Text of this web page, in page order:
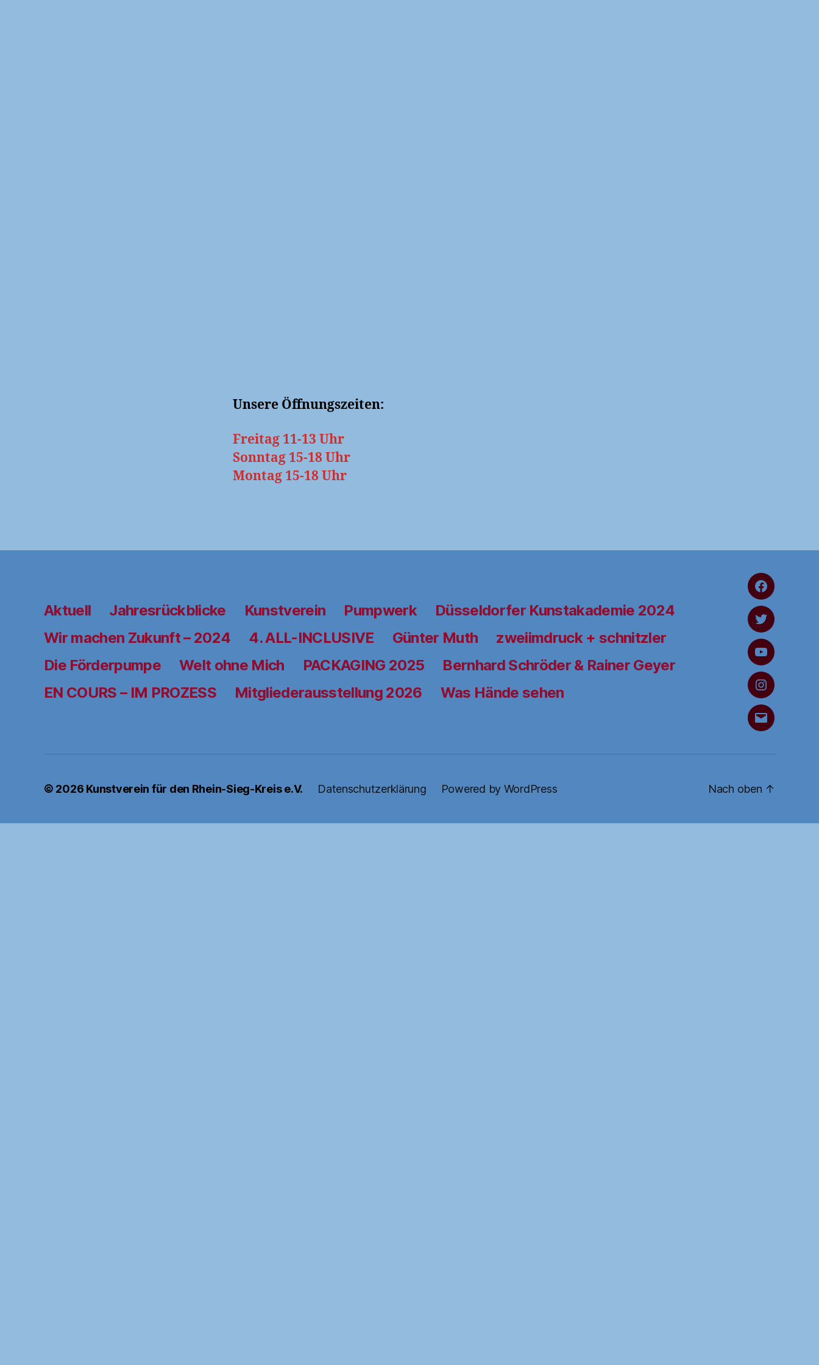
Unsere Öffnungszeiten:
Freitag 11-13 Uhr
Sonntag 15-18 Uhr
Montag 15-18 Uhr
Aktuell Jahresrückblicke Kunstverein Pumpwerk
Düsseldorfer Kunstakademie 2024
Wir machen Zukunft – 2024
4. ALL-INCLUSIVE Günter Muth
zweiimdruck + schnitzler
Die Förderpumpe
Welt ohne Mich PACKAGING 2025
Bernhard Schröder & Rainer Geyer
EN COURS – IM PROZESS
Mitgliederausstellung 2026 Was Hände sehen
FaceBook
Twitter
YouTube
Instagram
Schreiben
uns
© 2026 Kunstverein für den Rhein-Sieg-Kreis e.V. Datenschutzerklärung Powered by WordPress Nach oben ↑